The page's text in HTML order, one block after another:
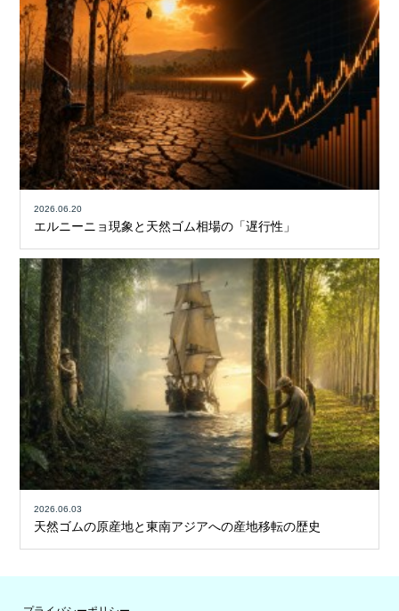
2026.06.20
エルニーニョ現象と天然ゴム相場の「遅行性」
2026.06.03
天然ゴムの原産地と東南アジアへの産地移転の歴史